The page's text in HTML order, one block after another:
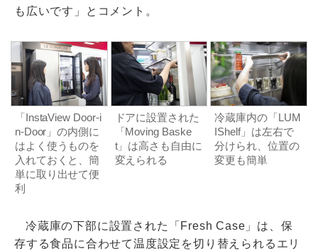
も広いです」とコメント。
「InstaView Door-i
n-Door」の内側に
はよく使うものを
入れておくと、簡
単に取り出せて便
利
ドアに設置された
「Moving Baske
t」は高さも自由に
変えられる
冷蔵庫内の「LUM
IShelf」は左右で
分けられ、位置の
変更も簡単
冷蔵庫の下部に設置された「Fresh Case」は、保
存する食品に合わせて温度設定を切り替えられるエリ